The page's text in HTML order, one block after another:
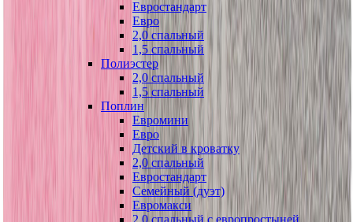
Евростандарт
Евро
2,0 спальный
1,5 спальный
Полиэстер
2,0 спальный
1,5 спальный
Поплин
Евромини
Евро
Детский в кроватку
2,0 спальный
Евростандарт
Семейный (дуэт)
Евромакси